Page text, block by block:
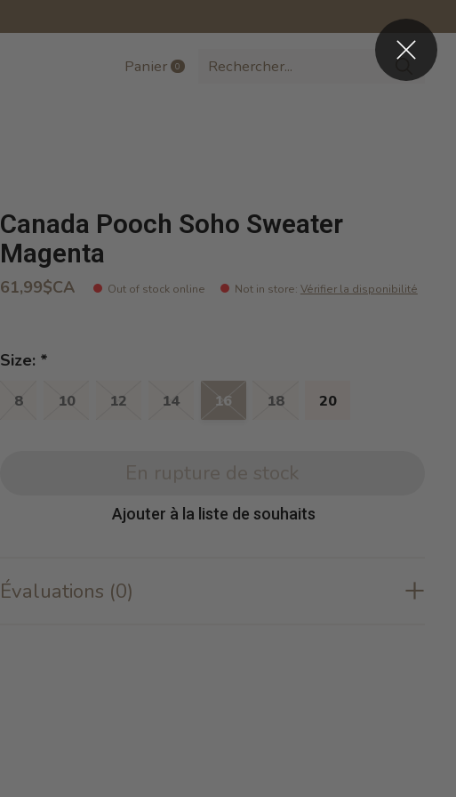
Panier 0items
Canada Pooch Soho Sweater
Magenta
61,99$CA Out of stock online Not in store: Vérifier la disponibilité
Size: *
8 10 12 14 16 18 20
En rupture de stock
Ajouter à la liste de souhaits
Évaluations (0)